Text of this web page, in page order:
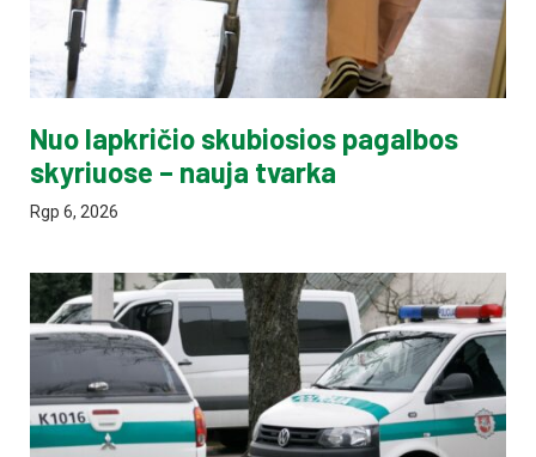
Nuo lapkričio skubiosios pagalbos
skyriuose – nauja tvarka
Rgp 6, 2026